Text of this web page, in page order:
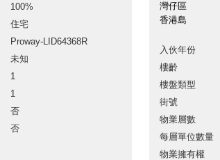
100%
住宅
Proway-LID64368R
未知
1
1
否
否
灣仔區
香港島
入伙年份
樓齡
樓盤類型
街號
物業層數
每層單位數量
物業擁有權